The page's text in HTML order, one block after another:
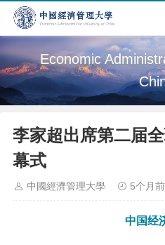
Economic
李家超出席第二届
幕式
中國經濟管理大學 5个月前
中国经